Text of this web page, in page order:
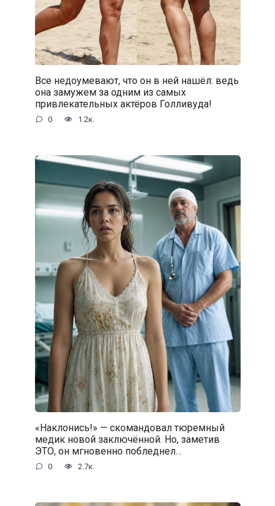
Все недоумевают, что он в ней нашёл: ведь
она замужем за одним из самых
привлекательных актёров Голливуда!
0 1.2к.
«Наклонись!» — скомандовал тюремный
медик новой заключённой. Но, заметив
ЭТО, он мгновенно побледнел…
0 2.7к.